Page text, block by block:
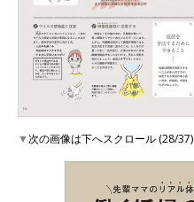
▼次の画像は下へスクロール (28/37)